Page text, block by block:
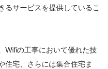
るサービスを提供しているこ
Wifiの工事において優れた技
住宅、さらには集合住宅ま